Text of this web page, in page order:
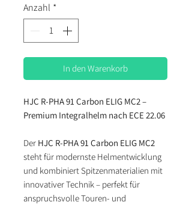
Anzahl *
In den Warenkorb
HJC R-PHA 91 Carbon ELIG MC2 –
Premium Integralhelm nach ECE 22.06
Der HJC R-PHA 91 Carbon ELIG MC2
steht für modernste Helmentwicklung
und kombiniert Spitzenmaterialien mit
innovativer Technik – perfekt für
anspruchsvolle Touren- und